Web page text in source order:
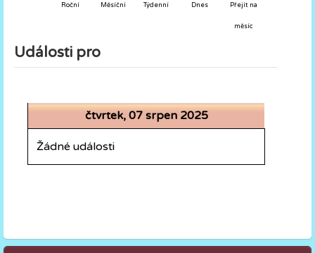
Roční Měsíční Týdenní Dnes Přejít na
měsíc
Události pro
čtvrtek, 07 srpen 2025
Žádné události